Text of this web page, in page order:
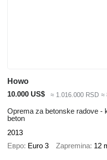
Howo
10.000 US$
≈ 1.016.000 RSD ≈
Oprema za betonske radove -
beton
2013
Евро Euro 3 Zapremina 12